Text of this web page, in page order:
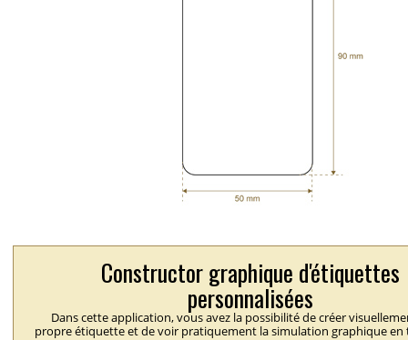
Constructor graphique d'étiquettes
personnalisées
Dans cette application, vous avez la possibilité de créer
propre étiquette et de voir pratiquement la simulation graphique en